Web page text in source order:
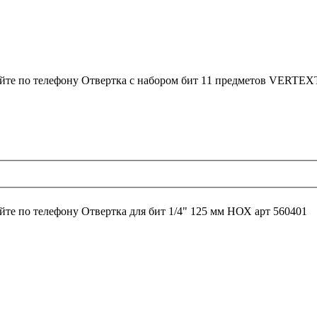
по телефону Отвертка с набором бит 11 предметов
по телефону Отвертка для бит 1/4" 125 мм НОХ арт 560401